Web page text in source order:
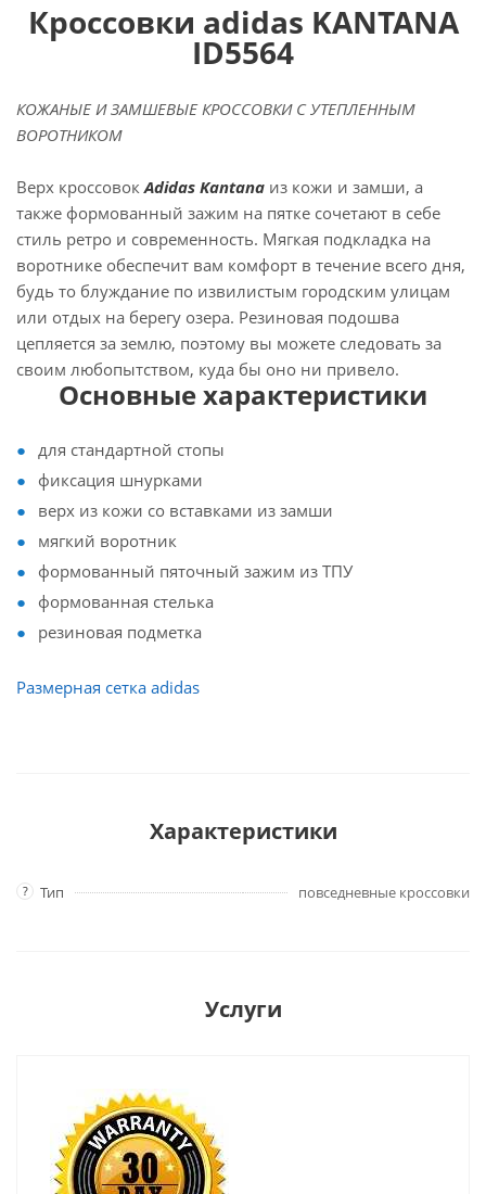
Кроссовки adidas KANTANA
ID5564
КОЖАНЫЕ И ЗАМШЕВЫЕ КРОССОВКИ С УТЕПЛЕННЫМ
ВОРОТНИКОМ
Верх кроссовокAdidas Kantana из кожи и замши, а
также формованный зажим на пятке сочетают в себе
стиль ретро и современность. Мягкая подкладка на
воротнике обеспечит вам комфорт в течение всего дня,
будь то блуждание по извилистым городским улицам
или отдых на берегу озера. Резиновая подошва
цепляется за землю, поэтому вы можете следовать за
своим любопытством, куда бы оно ни привело.
Основные характеристики
для стандартной стопы
фиксация шнурками
верх из кожи со вставками из замши
мягкий воротник
формованный пяточный зажим из ТПУ
формованная стелька
резиновая подметка
Размерная сетка adidas
Характеристики
? Тип повседневные кроссовки
Услуги